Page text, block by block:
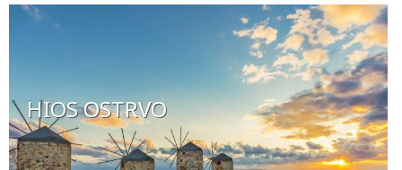
HIOS OSTRVO